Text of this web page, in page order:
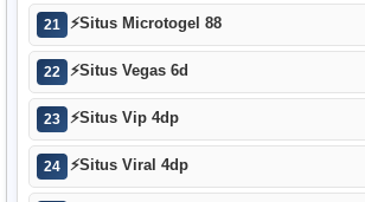
21 ⚡Situs Microtogel 88
22 ⚡Situs Vegas 6d
23 ⚡Situs Vip 4dp
24 ⚡Situs Viral 4dp